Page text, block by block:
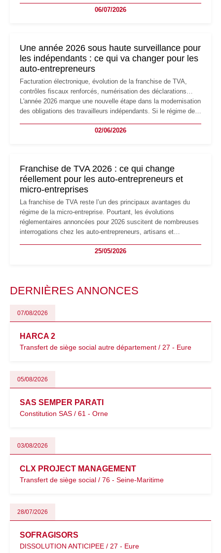
professionnels, recrutement, image de marque… Le
06/07/2026
Une année 2026 sous haute surveillance pour
les indépendants : ce qui va changer pour les
auto-entrepreneurs
Facturation électronique, évolution de la franchise de TVA,
contrôles fiscaux renforcés, numérisation des déclarations…
L'année 2026 marque une nouvelle étape dans la modernisation
des obligations des travailleurs indépendants. Si le régime de
les auto-entrepreneurs devront s'adapter à un environnement
02/06/2026
Franchise de TVA 2026 : ce qui change
réellement pour les auto-entrepreneurs et
micro-entreprises
La franchise de TVA reste l’un des principaux avantages du
régime de la micro-entreprise. Pourtant, les évolutions
réglementaires annoncées pour 2026 suscitent de nombreuses
interrogations chez les auto-entrepreneurs, artisans et
facturation ou risque de bascule vers la TVA : les règles
25/05/2026
DERNIÈRES ANNONCES
07/08/2026
HARCA 2
Transfert de siège social autre département / 27 - Eure
05/08/2026
SAS SEMPER PARATI
Constitution SAS / 61 - Orne
03/08/2026
CLX PROJECT MANAGEMENT
Transfert de siège social / 76 - Seine-Maritime
28/07/2026
SOFRAGISORS
DISSOLUTION ANTICIPEE / 27 - Eure